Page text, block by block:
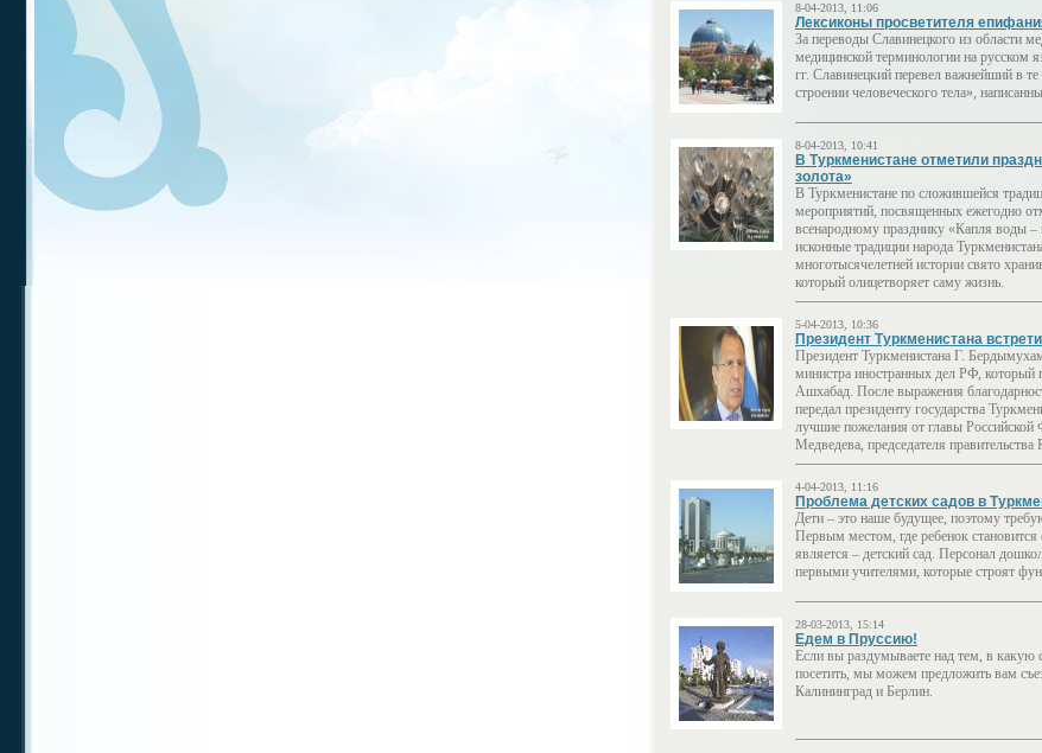
8-04-2013, 11:06
Лексиконы просветителя
За переводы Славинецкого из области
медицинской терминологии на
гг. Славинецкий перевел важнейший в
строении человеческого тела»,
8-04-2013, 10:41
В Туркменистане отметили
золота»
В Туркменистане по сложившейся
мероприятий, посвященных ежегодно
всенародному празднику «Капля воды
исконные традиции народа
многотысячелетней истории свято
который олицетворяет саму жизнь.
5-04-2013, 10:36
Президент Туркменистана
Президент Туркменистана Г.
министра иностранных дел РФ, который
Ашхабад. После выражения
передал президенту государства
лучшие пожелания от главы
Медведева, председателя правительства
4-04-2013, 11:16
Проблема детских садов в
Дети – это наше будущее, поэтому
Первым местом, где ребенок становится
является – детский сад. Персонал
первыми учителями, которые строят
28-03-2013, 15:14
Едем в Пруссию!
Если вы раздумываете над тем, в какую
посетить, мы можем предложить вам
Калининград и Берлин.